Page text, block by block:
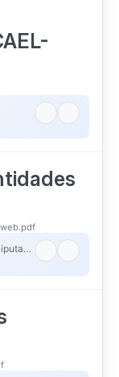
Organismo Autónomo de Recaudación (Diputacion de Badajoz)